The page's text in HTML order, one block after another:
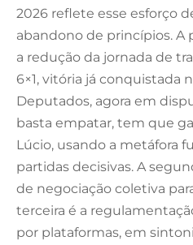
2026 reflete esse esforço
abandono de princípios.
a redução da jornada de
6×1, vitória já conquistada
Deputados, agora em
basta empatar, tem que
Lúcio, usando a metáfora
partidas decisivas. A
de negociação coletiva
terceira é a
por plataformas, em